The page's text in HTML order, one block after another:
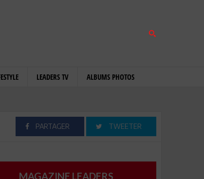
LEADERS TV ALBUMS PHOTOS
PARTAGER TWEETER
MAGAZINE LEADERS